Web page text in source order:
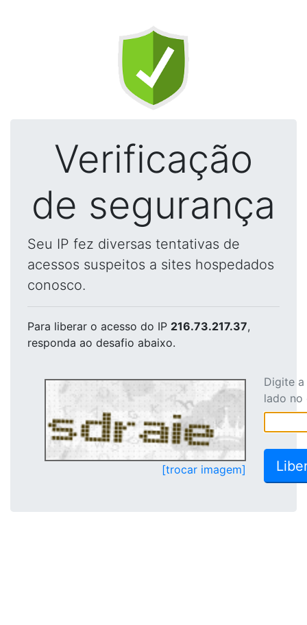
Verificação
de segurança
Seu IP fez diversas tentativas de
acessos suspeitos a sites hospedados
conosco.
Para liberar o acesso do IP 216.73.217.37,
responda ao desafio abaixo.
[trocar imagem]
Digite
lado no